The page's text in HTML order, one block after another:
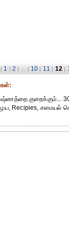
| 1 | 2 | ... | 10 | 11 | 12 |
உஷ்ணத்தை குறைக்கும்...
Recipies, சமையல்